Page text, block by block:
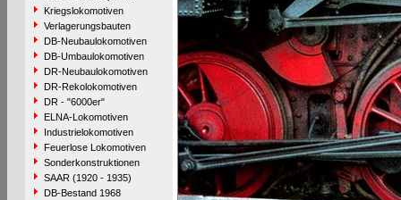
Kriegslokomotiven
Verlagerungsbauten
DB-Neubaulokomotiven
DB-Umbaulokomotiven
DR-Neubaulokomotiven
DR-Rekolokomotiven
DR - "6000er"
ELNA-Lokomotiven
Industrielokomotiven
Feuerlose Lokomotiven
Sonderkonstruktionen
SAAR (1920 - 1935)
DB-Bestand 1968